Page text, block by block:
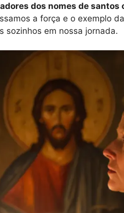
dos nomes de santos
a força e o exemplo
sozinhos em nossa jornada.